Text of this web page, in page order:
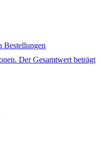
Bestellungen
Der Gesamtwert beträgt